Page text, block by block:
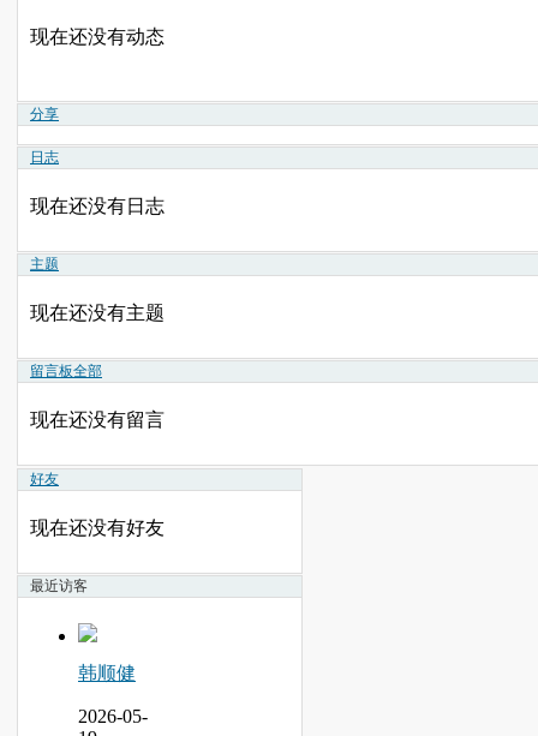
现在还没有动态
分享
日志
现在还没有日志
主题
现在还没有主题
留言板全部
现在还没有留言
好友
现在还没有好友
最近访客
韩顺健
2026-05-